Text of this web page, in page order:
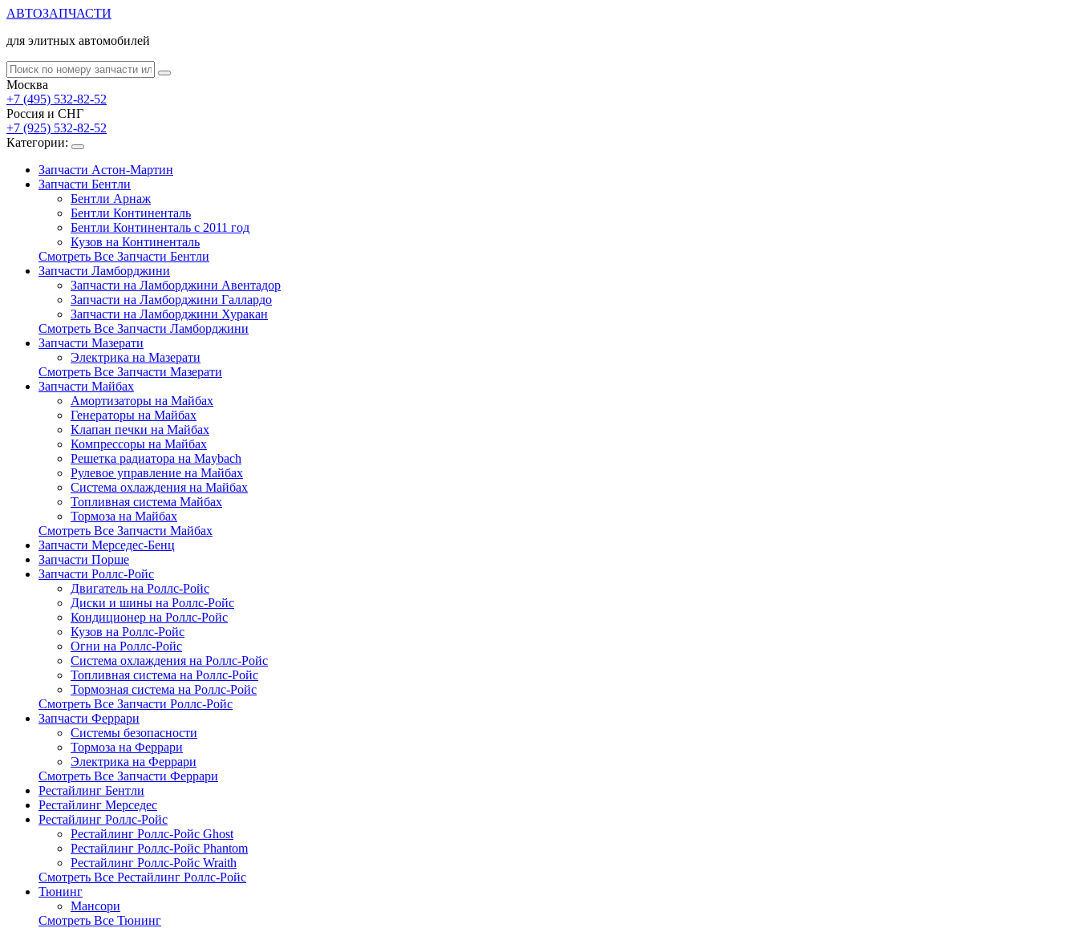
АВТОЗАПЧАСТИ
для элитных автомобилей
Москва
+7 (495) 532-82-52
Россия и СНГ
+7 (925) 532-82-52
Категории:
Запчасти Астон-Мартин
Запчасти Бентли
Бентли Арнаж
Бентли Континенталь
Бентли Континенталь с 2011 год
Кузов на Континенталь
Смотреть Все Запчасти Бентли
Запчасти Ламборджини
Запчасти на Ламборджини Авентадор
Запчасти на Ламборджини Галлардо
Запчасти на Ламборджини Хуракан
Смотреть Все Запчасти Ламборджини
Запчасти Мазерати
Электрика на Мазерати
Смотреть Все Запчасти Мазерати
Запчасти Майбах
Амортизаторы на Майбах
Генераторы на Майбах
Клапан печки на Майбах
Компрессоры на Майбах
Решетка радиатора на Maybach
Рулевое управление на Майбах
Система охлаждения на Майбах
Топливная система Майбах
Тормоза на Майбах
Смотреть Все Запчасти Майбах
Запчасти Мерседес-Бенц
Запчасти Порше
Запчасти Роллс-Ройс
Двигатель на Роллс-Ройс
Диски и шины на Роллс-Ройс
Кондиционер на Роллс-Ройс
Кузов на Роллс-Ройс
Огни на Роллс-Ройс
Система охлаждения на Роллс-Ройс
Топливная система на Роллс-Ройс
Тормозная cистема на Роллс-Ройс
Смотреть Все Запчасти Роллс-Ройс
Запчасти Феррари
Системы безопасности
Тормоза на Феррари
Электрика на Феррари
Смотреть Все Запчасти Феррари
Рестайлинг Бентли
Рестайлинг Мерседес
Рестайлинг Роллс-Ройс
Рестайлинг Роллс-Ройс Ghost
Рестайлинг Роллс-Ройс Phantom
Рестайлинг Роллс-Ройс Wraith
Смотреть Все Рестайлинг Роллс-Ройс
Тюнинг
Мансори
Смотреть Все Тюнинг